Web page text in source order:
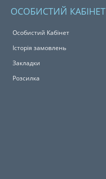
ОСОБИСТИЙ КАБІНЕТ
Особистий Кабінет
Історія замовлень
Закладки
Розсилка